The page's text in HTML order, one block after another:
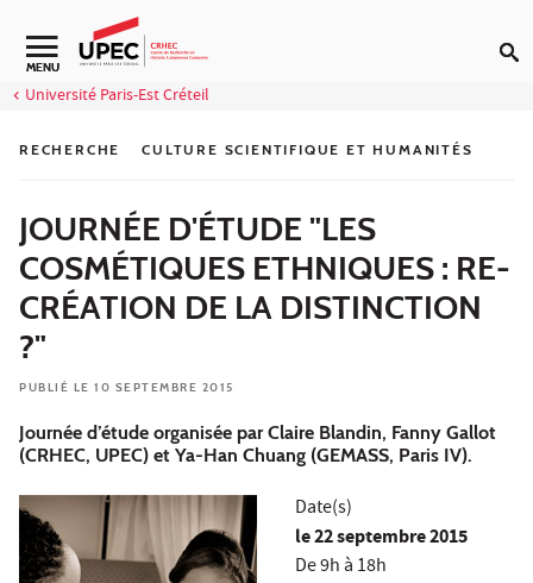
Aller au contenu
Navigation secondaire
MENU
Université Paris-Est Créteil
RECHERCHE CULTURE SCIENTIFIQUE ET HUMANITÉS
JOURNÉE D'ÉTUDE "LES
COSMÉTIQUES ETHNIQUES : RE-
CRÉATION DE LA DISTINCTION
?"
PUBLIÉ LE 10 SEPTEMBRE 2015
Journée d’étude organisée par Claire Blandin, Fanny Gallot
(CRHEC, UPEC) et Ya-Han Chuang (GEMASS, Paris IV).
Date(s)
le22 septembre 2015
De 9h à 18h